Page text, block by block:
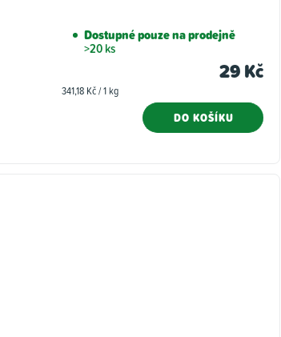
Dostupné pouze na prodejně
>20 ks
29 Kč
Měrná
341,18 Kč / 1 kg
DO KOŠÍKU